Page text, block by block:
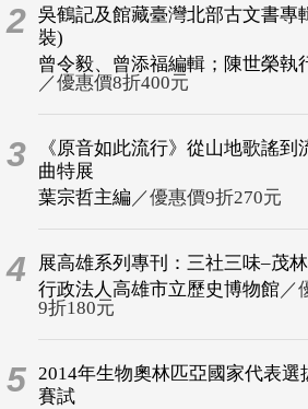
2 吳鶴記及館藏臺灣北部古文書專
裝)
曾令毅、曾添福編輯；陳世榮執
／優惠價8折400元
3
《原音如此流行》從山地歌謠到
曲特展
葉宗哲主編 ／優惠價9折270元
4
展高雄系列專刊：三社三味–茂
行政法人高雄市立歷史博物館／
9折180元
5 2014年生物奧林匹亞國家代表選
賽試